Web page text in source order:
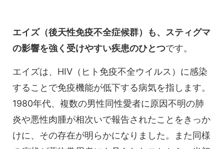
エイズ（後天性免疫不全症候群）も、スティグマ
の影響を強く受けやすい疾患のひとつです。
エイズは、HIV（ヒト免疫不全ウイルス）に感染
することで免疫機能が低下する病気を指します。
1980年代、複数の男性同性愛者に原因不明の肺
炎や悪性肉腫が相次いで報告されたことをきっか
けに、その存在が明らかになりました。また同様